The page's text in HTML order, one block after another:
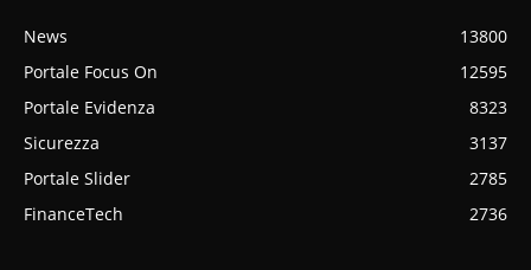
News
13800
Portale Focus On
12595
Portale Evidenza
8323
Sicurezza
3137
Portale Slider
2785
FinanceTech
2736